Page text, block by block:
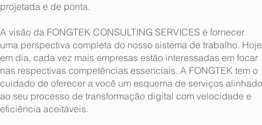
projetada e de ponta.
A visão da FONGTEK CONSULTING SERVICES é fornecer
uma perspectiva completa do nosso sistema de trabalho. Hoje
em dia, cada vez mais empresas estão interessadas em focar
nas respectivas competências essenciais. A FONGTEK tem o
cuidado de oferecer a você um esquema de serviços alinhado
ao seu processo de transformação digital com velocidade e
eficiência aceitáveis.